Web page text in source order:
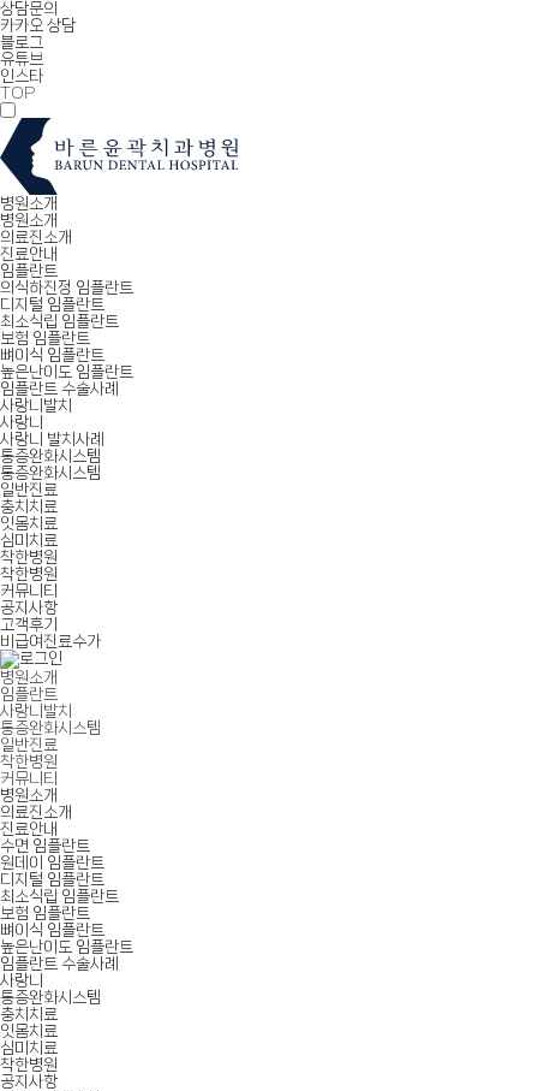
상담문의
카카오 상담
블로그
유튜브
인스타
TOP
병원소개
병원소개
의료진소개
진료안내
임플란트
의식하진정 임플란트
디지털 임플란트
최소식립 임플란트
보험 임플란트
뼈이식 임플란트
높은난이도 임플란트
임플란트 수술사례
사랑니발치
사랑니
사랑니 발치사례
통증완화시스템
통증완화시스템
일반진료
충치치료
잇몸치료
심미치료
착한병원
착한병원
커뮤니티
공지사항
고객후기
비급여진료수가
병원소개
임플란트
사랑니발치
통증완화시스템
일반진료
착한병원
커뮤니티
병원소개
의료진소개
진료안내
수면 임플란트
원데이 임플란트
디지털 임플란트
최소식립 임플란트
보험 임플란트
뼈이식 임플란트
높은난이도 임플란트
임플란트 수술사례
사랑니
통증완화시스템
충치치료
잇몸치료
심미치료
착한병원
공지사항